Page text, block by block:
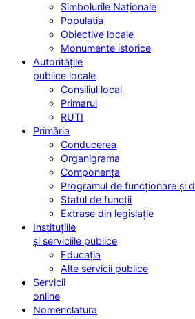
Simbolurile Naționale
Populația
Obiective locale
Monumente istorice
Autoritățile
publice locale
Consiliul local
Primarul
RUTI
Primăria
Conducerea
Organigrama
Componența
Programul de funcționare și
Statul de funcții
Extrase din legislație
Instituțiile
și serviciile publice
Educația
Alte servicii publice
Servicii
online
Nomenclatura